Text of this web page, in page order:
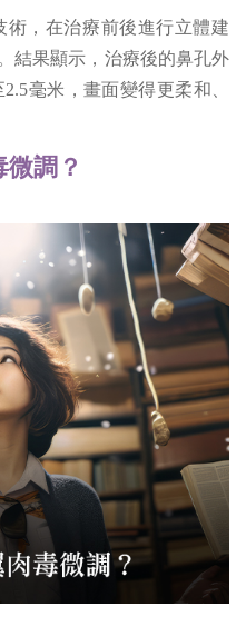
，在治療前後進行立體建
結果顯示，治療後的鼻孔外
毫米，畫面變得更柔和、
調？